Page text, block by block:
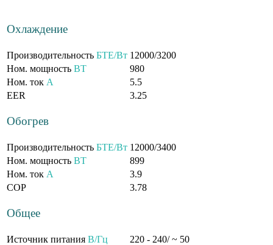
Охлаждение
Производительность БТЕ/Вт 12000/3200
Ном. мощность ВТ
980
Ном. ток А
5.5
EER
3.25
Обогрев
Производительность БТЕ/Вт 12000/3400
Ном. мощность ВТ
899
Ном. ток А
3.9
COP
3.78
Общее
Источник питания В/Гц
220 - 240/ ~ 50